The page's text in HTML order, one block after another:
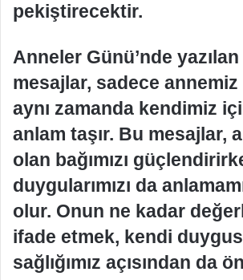
pekiştirecektir.
Anneler Günü’nde
mesajlar, sadece
aynı zamanda kendimiz
anlam taşır. Bu mesajlar,
olan bağımızı
duygularımızı da
olur. Onun ne kadar
ifade etmek, kendi
sağlığımız açısından da